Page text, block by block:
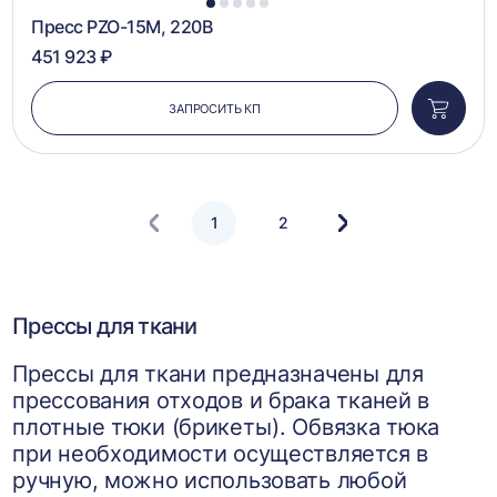
1 2 3 4 5
Пресс PZO-15М, 220В
451 923 ₽
ЗАПРОСИТЬ КП
в
1 2
Следующая
Прессы для ткани
Прессы для ткани предназначены для
прессования отходов и брака тканей в
плотные тюки (брикеты). Обвязка тюка
при необходимости осуществляется в
ручную, можно использовать любой